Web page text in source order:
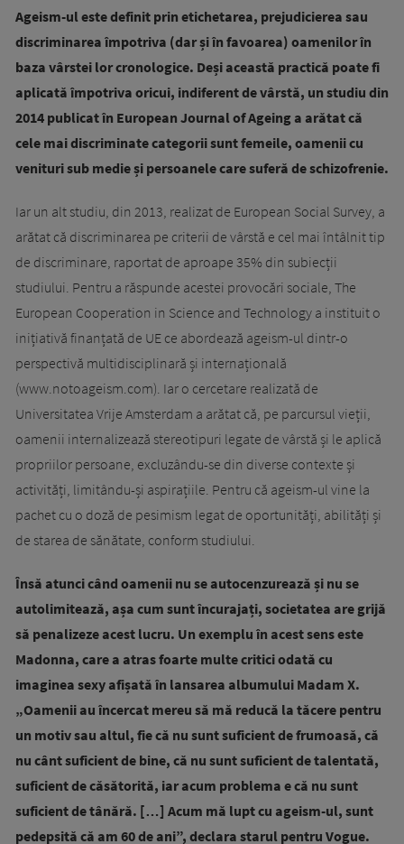
Ageism-ul este definit prin etichetarea, prejudicierea sau
discriminarea împotriva (dar și în favoarea) oamenilor în
baza vârstei lor cronologice. Deși această practică poate fi
aplicată împotriva oricui, indiferent de vârstă, un studiu din
2014 publicat în European Journal of Ageing a arătat că
cele mai discriminate categorii sunt femeile, oamenii cu
venituri sub medie și persoanele care suferă de schizofrenie.
Iar un alt studiu, din 2013, realizat de European Social Survey, a
arătat că discriminarea pe criterii de vârstă e cel mai întâlnit tip
de discriminare, raportat de aproape 35% din subiecții
studiului. Pentru a răspunde acestei provocări sociale, The
European Cooperation in Science and Technology a instituit o
inițiativă finanțată de UE ce abordează ageism-ul dintr-o
perspectivă multidisciplinară și internațională
(www.notoageism.com). Iar o cercetare realizată de
Universitatea Vrije Amsterdam a arătat că, pe parcursul vieții,
oamenii internalizează stereotipuri legate de vârstă și le aplică
propriilor persoane, excluzându-se din diverse contexte și
activități, limitându-și aspirațiile. Pentru că ageism-ul vine la
pachet cu o doză de pesimism legat de oportunități, abilități și
de starea de sănătate, conform studiului.
Însă atunci când oamenii nu se autocenzurează și nu se
autolimitează, așa cum sunt încurajați, societatea are grijă
să penalizeze acest lucru. Un exemplu în acest sens este
Madonna, care a atras foarte multe critici odată cu
imaginea sexy afișată în lansarea albumului Madam X.
„Oamenii au încercat mereu să mă reducă la tăcere pentru
un motiv sau altul, fie că nu sunt suficient de frumoasă, că
nu cânt suficient de bine, că nu sunt suficient de talentată,
suficient de căsătorită, iar acum problema e că nu sunt
suficient de tânără. […] Acum mă lupt cu ageism-ul, sunt
pedepsită că am 60 de ani”, declara starul pentru Vogue.